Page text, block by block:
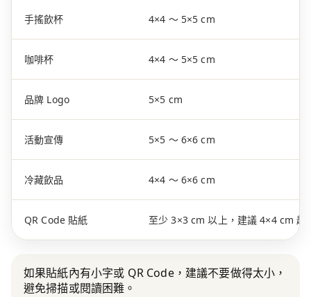
手搖飲杯 4×4 ～ 5×5 cm
咖啡杯 4×4 ～ 5×5 cm
品牌 Logo 5×5 cm
活動宣傳 5×5 ～ 6×6 cm
冷藏飲品 4×4 ～ 6×6 cm
QR Code 貼紙 至少 3×3 cm 以上，建議 4×4 cm 起
如果貼紙內有小字或 QR Code，建議不要做得太小，
避免掃描或閱讀困難。